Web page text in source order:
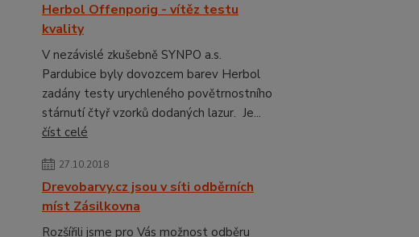
Herbol Offenporig - vítěz testu
kvality
V nezávislé zkušebně SYNPO a.s.
Pardubice byly dovozcem barev Herbol
zadány testy urychleného povětrnostního
stárnutí čtyř vzorků dodaných lazur. Je...
číst celé
27.10.2018
Drevobarvy.cz jsou v síti odběrních
míst Zásilkovna
Rozšířili jsme pro Vás možnost odběru